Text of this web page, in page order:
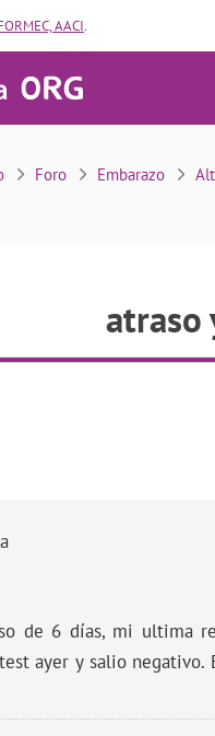
AACI.
Foro Embarazo
atraso
de 6 días, mi ultima
ayer y salio negativo.